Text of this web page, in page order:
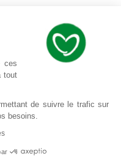
ces
tout
de suivre le trafic sur
besoins.